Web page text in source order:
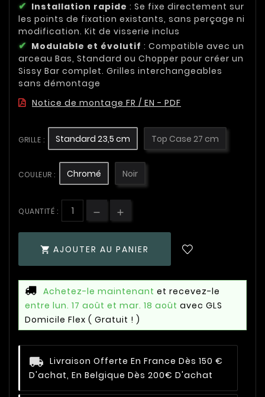
Installation rapide : Se fixe directement sur
les points de fixation existants, sans perçage ni
modification. Kit de visserie inclus
Modulable et évolutif : Compatible avec un
arceau Bas, Standard ou Chopper pour créer un
Sissy Bar complet. Grilles interchangeables
sans démontage
Notice de montage FR / EN - PDF
GRILLE : Standard 23,5 cm Top Case 27 cm
COULEUR : Chromé Noir
QUANTITÉ :
 AJOUTER AU PANIER
Achetez-le maintenant et recevez-le
entre lun. 17 août et mar. 18 août avec GLS
Domicile Flex ( Gratuit ! )
Livraison Offerte En France Dès 150 €
D'achat, En Belgique Dès 200€ D'achat